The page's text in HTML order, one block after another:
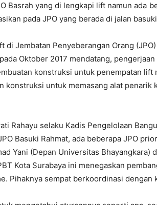
Basrah yang di lengkapi lift namun ada
pada JPO yang berada di jalan
di Jembatan Penyeberangan Orang
Oktober 2017 mendatang,
konstruksi untuk penempatan lift
konstruksi untuk memasang alat penarik
Rahayu selaku Kadis Pengelolaan
Basuki Rahmat, ada beberapa JPO
Yani (Depan Universitas Bhayangkara)
Kota Surabaya ini menegaskan
Pihaknya sempat berkoordinasi dengan